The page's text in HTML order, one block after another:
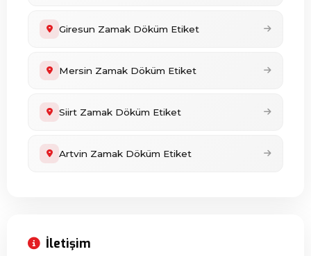
Giresun Zamak Döküm Etiket
Mersin Zamak Döküm Etiket
Siirt Zamak Döküm Etiket
Artvin Zamak Döküm Etiket
İletişim